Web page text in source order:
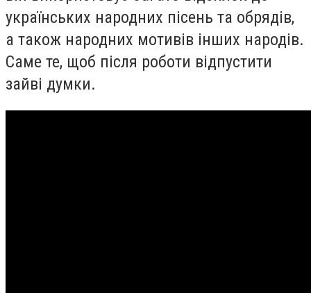
українських народних пісень та обрядів,
а також народних мотивів інших народів.
Саме те, щоб після роботи відпустити
зайві думки.